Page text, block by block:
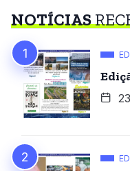
NOTÍCIAS